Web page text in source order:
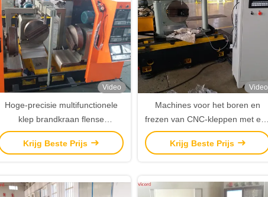
Video
Hoge-precisie multifunctionele
klep brandkraan flense
driezijdige CNC boren en frezen
machine
Krijg Beste Prijs
Video
Machines voor het boren en
frezen van CNC-kleppen met een
enkele zijde met hoge precisie
Krijg Beste Prijs